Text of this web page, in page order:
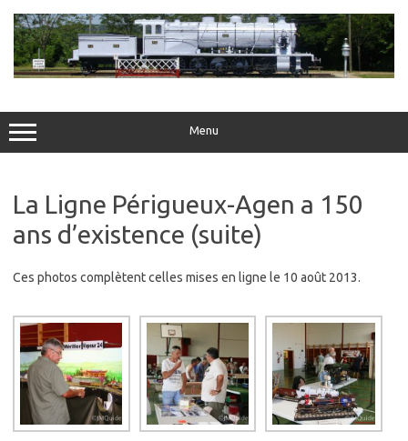
content
Menu
La Ligne Périgueux-Agen a 150
ans d’existence (suite)
Ces photos complètent celles mises en ligne le 10 août 2013.